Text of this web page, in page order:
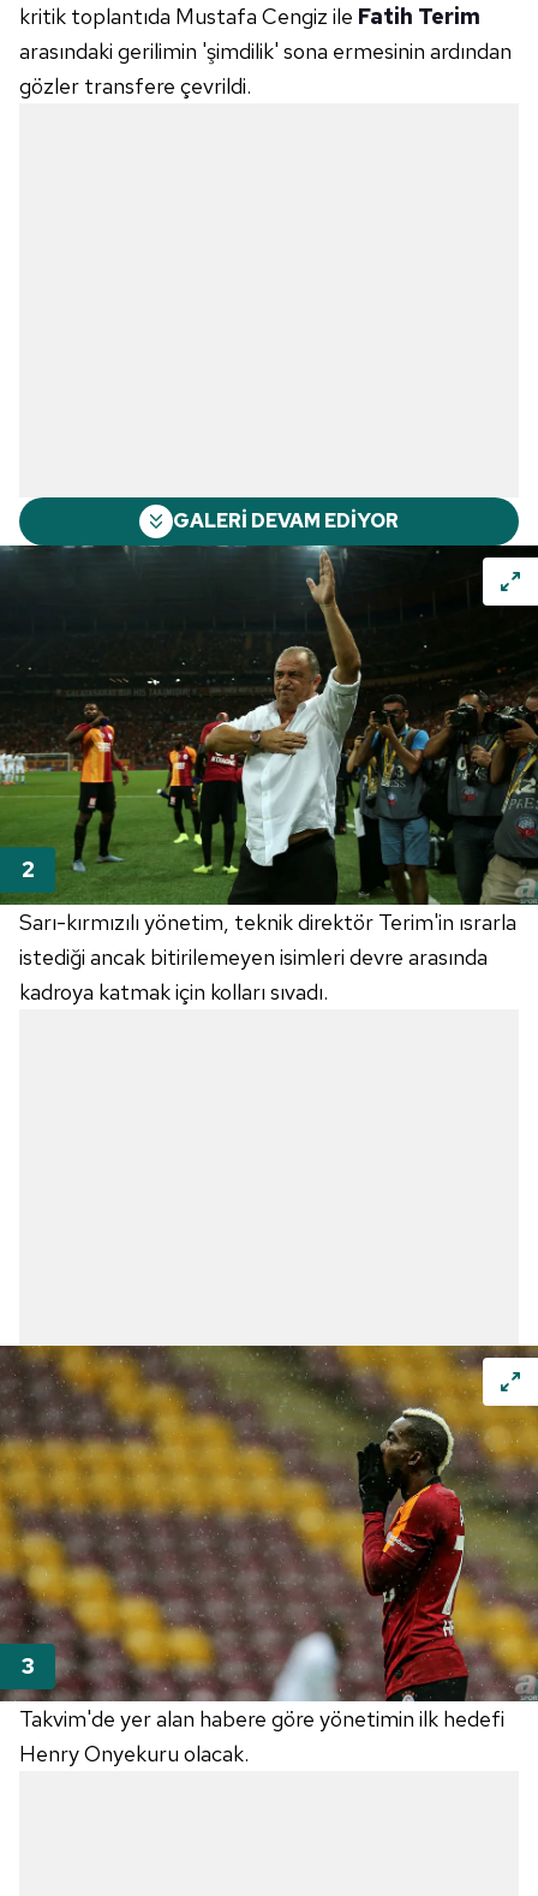
kritik toplantıda Mustafa Cengiz ile Fatih Terim
arasındaki gerilimin 'şimdilik' sona ermesinin ardından
gözler transfere çevrildi.
GALERİ DEVAM EDİYOR
Sarı-kırmızılı yönetim, teknik direktör Terim'in ısrarla
istediği ancak bitirilemeyen isimleri devre arasında
kadroya katmak için kolları sıvadı.
Takvim'de yer alan habere göre yönetimin ilk hedefi
Henry Onyekuru olacak.